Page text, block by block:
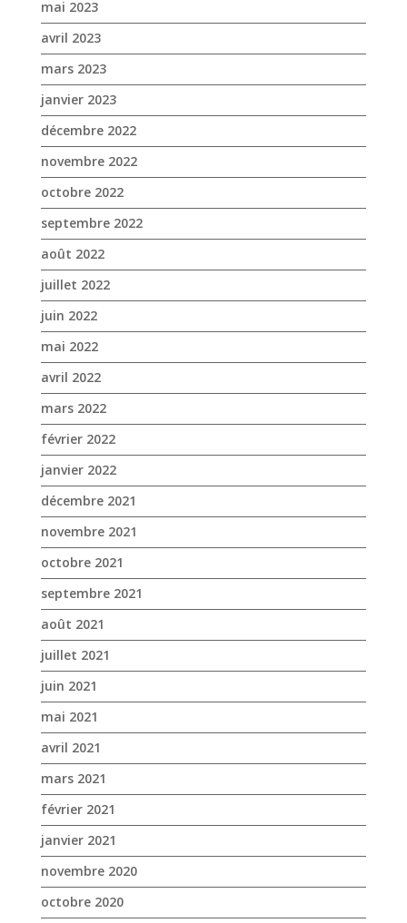
mai 2023
avril 2023
mars 2023
janvier 2023
décembre 2022
novembre 2022
octobre 2022
septembre 2022
août 2022
juillet 2022
juin 2022
mai 2022
avril 2022
mars 2022
février 2022
janvier 2022
décembre 2021
novembre 2021
octobre 2021
septembre 2021
août 2021
juillet 2021
juin 2021
mai 2021
avril 2021
mars 2021
février 2021
janvier 2021
novembre 2020
octobre 2020